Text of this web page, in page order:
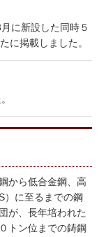
に新設した同時５
に掲載しました。
から低合金鋼、高
）に至るまでの鋼
が、長年培われた
トン位までの鋳鋼